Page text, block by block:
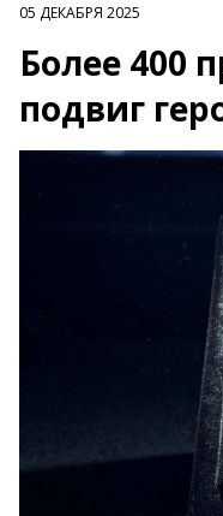
05 ДЕКАБРЯ 2025
Более 400
подвиг